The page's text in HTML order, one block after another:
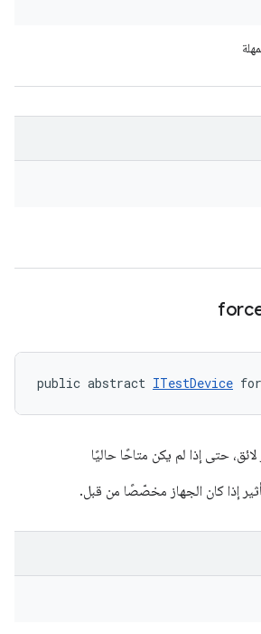
public abstract ITestDevice
حتى إذا لم يكن متاحًا حاليًا
إذا كان الجهاز مخصّصًا من قبل.